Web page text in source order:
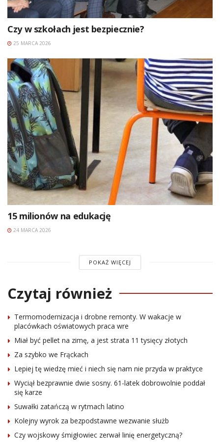
Czy w szkołach jest bezpiecznie?
25 MARCA 2026
15 milionów na edukację
24 MARCA 2026
POKAŻ WIĘCEJ
Czytaj również
Termomodernizacja i drobne remonty. W wakacje w
placówkach oświatowych praca wre
Miał być pellet na zimę, a jest strata 11 tysięcy złotych
Za szybko we Frąckach
Lepiej tę wiedzę mieć i niech się nam nie przyda w praktyce
Wyciął bezprawnie dwie sosny. 61-latek dobrowolnie poddał
się karze
Suwałki zatańczą w rytmach latino
Kolejny wyrok za bezpodstawne wezwanie służb
Czy wojskowy śmigłowiec zerwał linię energetyczną?